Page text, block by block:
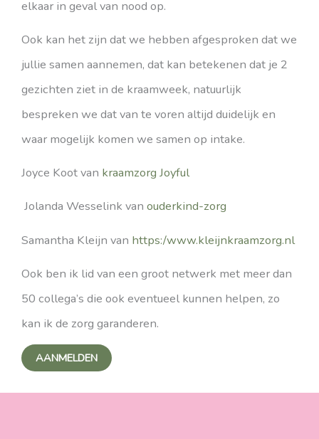
elkaar in geval van nood op.
Ook kan het zijn dat we hebben afgesproken dat we
jullie samen aannemen, dat kan betekenen dat je 2
gezichten ziet in de kraamweek, natuurlijk
bespreken we dat van te voren altijd duidelijk en
waar mogelijk komen we samen op intake.
Joyce Koot van kraamzorg Joyful
Jolanda Wesselink van ouderkind-zorg
Samantha Kleijn van https:/www.kleijnkraamzorg.nl
Ook ben ik lid van een groot netwerk met meer dan
50 collega’s die ook eventueel kunnen helpen, zo
kan ik de zorg garanderen.
AANMELDEN